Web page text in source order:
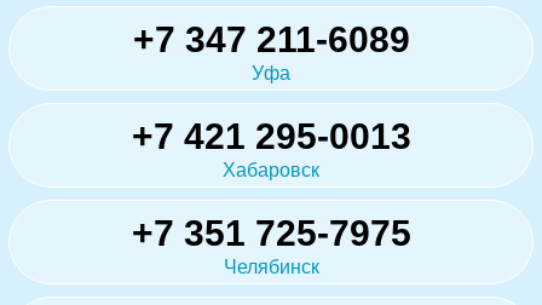
+7 347 211-6089
Уфа
+7 421 295-0013
Хабаровск
+7 351 725-7975
Челябинск